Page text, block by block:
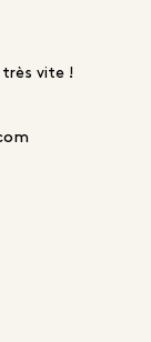
très vite !